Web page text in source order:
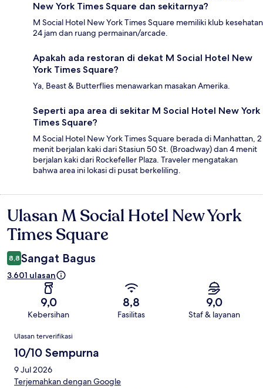
New York Times Square dan sekitarnya?
M Social Hotel New York Times Square memiliki klub kesehatan
24 jam dan ruang permainan/arcade.
Apakah ada restoran di dekat M Social Hotel New
York Times Square?
Ya, Beast & Butterflies menawarkan masakan Amerika.
Seperti apa area di sekitar M Social Hotel New York
Times Square?
M Social Hotel New York Times Square berada di Manhattan, 2
menit berjalan kaki dari Stasiun 50 St. (Broadway) dan 4 menit
berjalan kaki dari Rockefeller Plaza. Traveler mengatakan
bahwa area ini lokasi di pusat berkeliling.
Ulasan
Ulasan M Social Hotel New York
Times Square
8,8 Sangat Bagus
3.601 ulasan
9,0
Kebersihan
8,8
Fasilitas
9,0
Staf & layanan
Ulasan
Ulasan terverifikasi
10/10 Sempurna
9 Jul 2026
Terjemahkan dengan Google